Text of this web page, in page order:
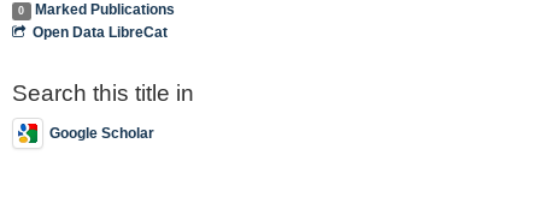
0
Marked Publications
Open Data LibreCat
Search this title in
Google Scholar